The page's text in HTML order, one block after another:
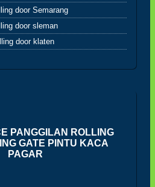
Allah tak hanya
Insyaallah semua jadi
door Semarang
door sleman
door klaten
PANGGILAN ROLLING
GATE PINTU KACA
PAGAR